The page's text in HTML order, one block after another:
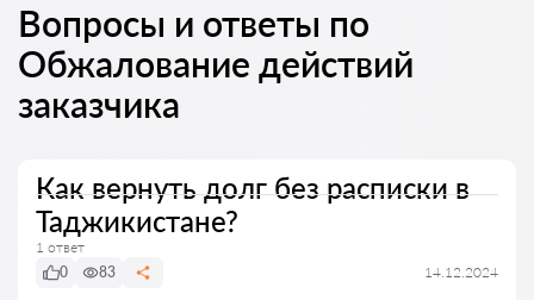
Вопросы и ответы по
Обжалование действий
заказчика
Как вернуть долг без расписки в
Таджикистане?
1 ответ
0
83 14.12.2024